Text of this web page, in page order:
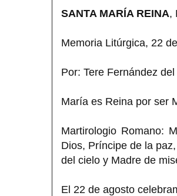
SANTA MARÍA REINA,
Memoria Litúrgica, 22
Por: Tere Fernández
María es Reina por ser
Martirologio Romano:
Dios, Príncipe de la
del cielo y Madre de
El 22 de agosto